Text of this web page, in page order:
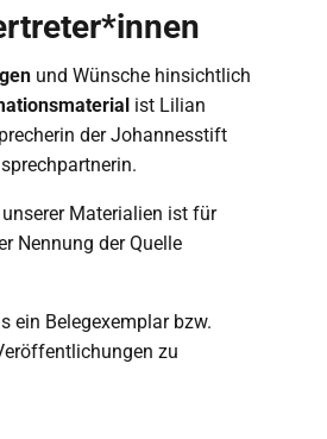
und Wünsche hinsichtlich
ist Lilian
der Johannesstift
Materialien ist für
Nennung der Quelle
ein Belegexemplar bzw.
zu